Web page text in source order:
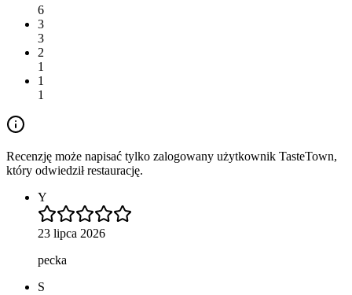
6
3
3
2
1
1
1
Recenzję może napisać tylko zalogowany użytkownik TasteTown,
który odwiedził restaurację.
Y
23 lipca 2026
pecka
S